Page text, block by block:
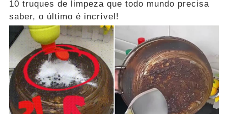
10 truques de limpeza que todo mundo precisa
saber, o último é incrível!